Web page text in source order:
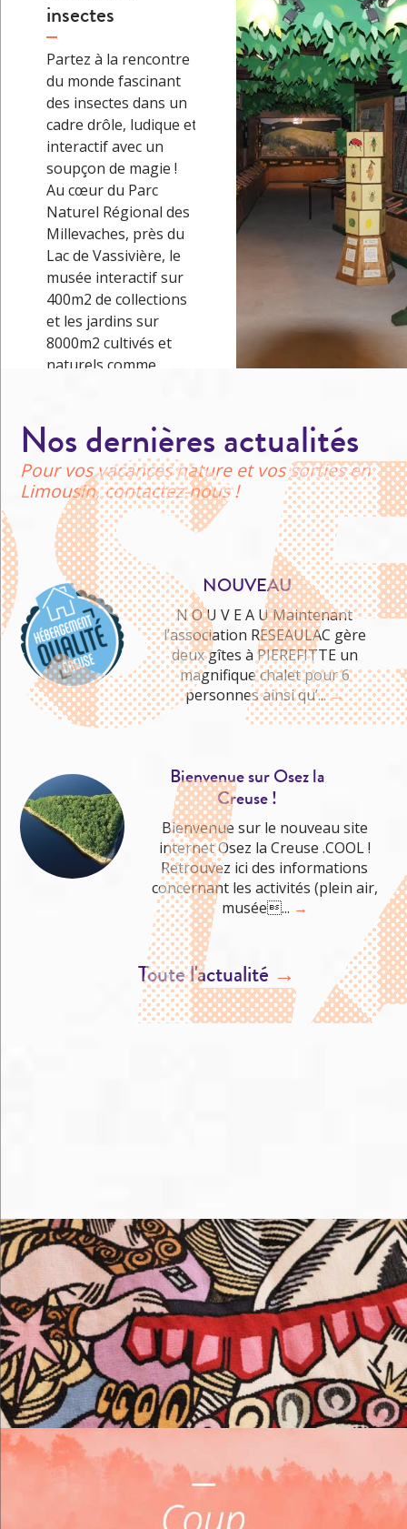
Une petite boutique
vous permettra même de
repartir avec des
conserves ou…→
insectes
Partez à la rencontre
du monde fascinant
des insectes dans un
cadre drôle, ludique et
interactif avec un
soupçon de magie !
Au cœur du Parc
Naturel Régional des
Millevaches, près du
Lac de Vassivière, le
musée interactif sur
400m2 de collections
et les jardins sur
8000m2 cultivés et
naturels comme
vivre une journée
inoubliable quel que
soit le temps ! Petits
et grands, en famille
ou…→
Nos dernières actualités
Pour vos vacances nature et vos sorties en
Limousin, contactez-nous !
NOUVEAU
N O U V E A U Maintenant
l’association RESEAULAC gère
deux gîtes à PIEREFITTE un
magnifique chalet pour 6
personnes ainsi qu’...→
Bienvenue sur Osez la
Creuse !
Bienvenue sur le nouveau site
internet Osez la Creuse .COOL !
Retrouvez ici des informations
concernant les activités (plein air,
musée... →
Toute l'actualité →
Me cultiver
Me loger